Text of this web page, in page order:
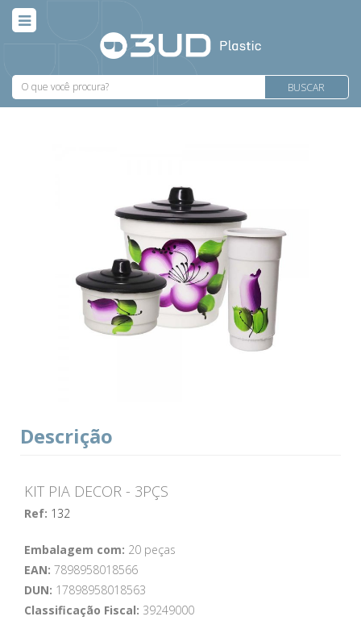
BUSCAR
Descrição
KIT PIA DECOR - 3PÇS
Ref: 132
Embalagem com: 20 peças
EAN: 7898958018566
DUN: 17898958018563
Classificação Fiscal: 39249000